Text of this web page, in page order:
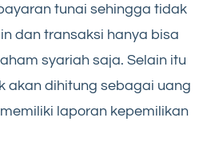
tunai sehingga tidak
dan transaksi hanya bisa
syariah saja. Selain itu
akan dihitung sebagai uang
laporan kepemilikan